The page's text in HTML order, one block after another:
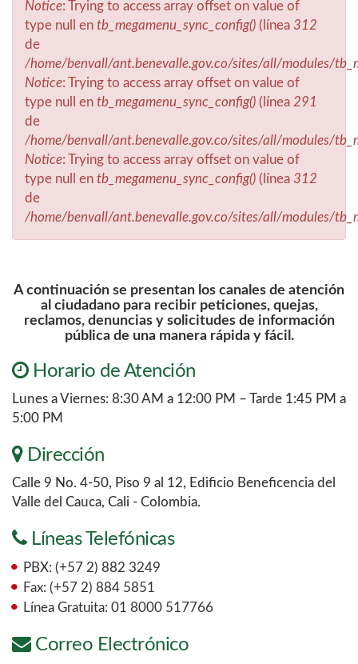
Notice: Trying to access array offset on value of
type null en tb_megamenu_sync_config() (línea 312
de
/home/benvall/ant.benevalle.gov.co/sites/all/modules/
Notice: Trying to access array offset on value of
type null en tb_megamenu_sync_config() (línea 291
de
/home/benvall/ant.benevalle.gov.co/sites/all/modules/
Notice: Trying to access array offset on value of
type null en tb_megamenu_sync_config() (línea 312
de
/home/benvall/ant.benevalle.gov.co/sites/all/modules/
A continuación se presentan los canales de atención
al ciudadano para recibir peticiones, quejas,
reclamos, denuncias y solicitudes de información
pública de una manera rápida y fácil.
Horario de Atención
Lunes a Viernes: 8:30 AM a 12:00 PM – Tarde 1:45 PM a
5:00 PM
Dirección
Calle 9 No. 4-50, Piso 9 al 12, Edificio Beneficencia del
Valle del Cauca, Cali - Colombia.
Líneas Telefónicas
PBX: (+57 2) 882 3249
Fax: (+57 2) 884 5851
Línea Gratuita: 01 8000 517766
Correo Electrónico